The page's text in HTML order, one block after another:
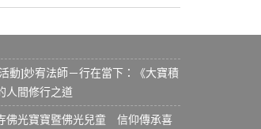
動]妙宥法師－行在當下：《大寶積
人間修行之道
佛光寶寶暨佛光兒童 信仰傳承喜